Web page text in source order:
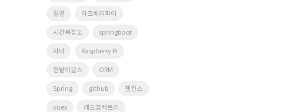
정렬 라즈베리파이
시간복잡도 springboot
자바 Raspberry Pi
한밭이글스 ORM
Spring github 젠킨스
vuex 레드블랙트리